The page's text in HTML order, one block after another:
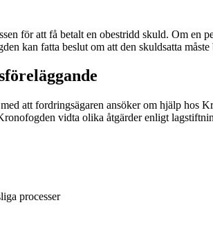
för att få betalt en obestridd skuld. Om en
kan fatta beslut om att den skuldsatta måste
att fordringsägaren ansöker om hjälp
vidta olika åtgärder enligt
processer